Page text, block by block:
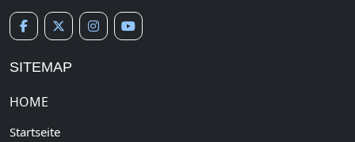
SITEMAP
HOME
Startseite